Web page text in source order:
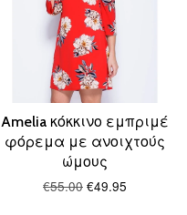
Amelia κόκκινο εμπριμέ
φόρεμα με ανοιχτούς
ώμους
€55.00 €49.95